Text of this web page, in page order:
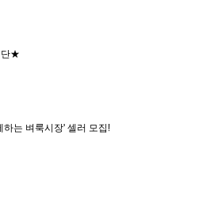
단★
하는 벼룩시장' 셀러 모집!